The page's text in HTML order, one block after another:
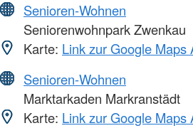
Senioren-Wohnen
Seniorenwohnpark Zwenkau
Karte: Link zur Google Maps
Senioren-Wohnen
Marktarkaden Markranstädt
Karte: Link zur Google Maps